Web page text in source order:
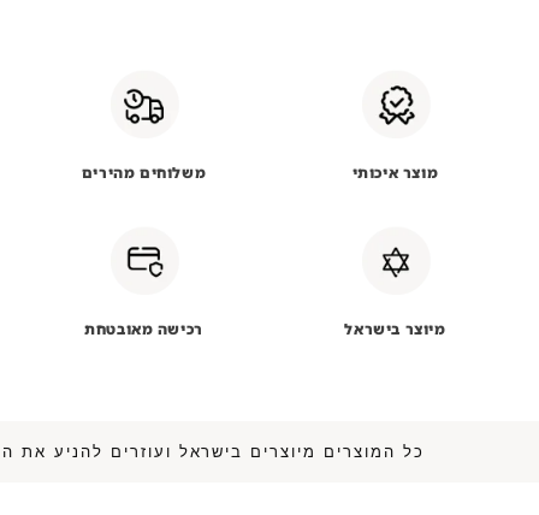
מוצר איכותי משלוחים מהירים
מיוצר בישראל רכישה מאובטחת
כל המוצרים מיוצרים בישראל ועוזרים